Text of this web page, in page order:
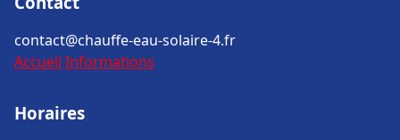
contact@chauffe-eau-solaire-4.fr
Accueil Informations
Horaires